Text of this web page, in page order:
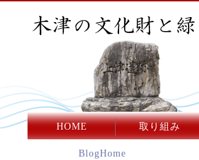
HOME 取り組み
BlogHome